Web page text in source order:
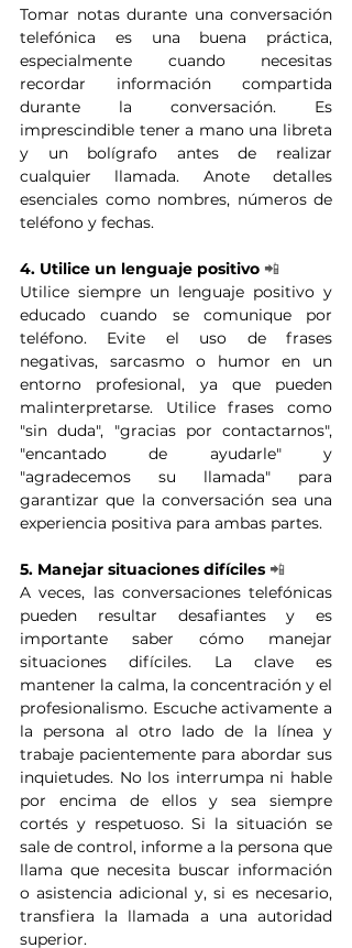
Tomar notas durante una conversación
telefónica es una buena práctica,
especialmente cuando necesitas
recordar información compartida
durante la conversación. Es
imprescindible tener a mano una libreta
y un bolígrafo antes de realizar
cualquier llamada. Anote detalles
esenciales como nombres, números de
teléfono y fechas.
4. Utilice un lenguaje positivo 📲
Utilice siempre un lenguaje positivo y
educado cuando se comunique por
teléfono. Evite el uso de frases
negativas, sarcasmo o humor en un
entorno profesional, ya que pueden
malinterpretarse. Utilice frases como
"sin duda", "gracias por contactarnos",
"encantado de ayudarle" y
"agradecemos su llamada" para
garantizar que la conversación sea una
experiencia positiva para ambas partes.
5. Manejar situaciones difíciles 📲
A veces, las conversaciones telefónicas
pueden resultar desafiantes y es
importante saber cómo manejar
situaciones difíciles. La clave es
mantener la calma, la concentración y el
profesionalismo. Escuche activamente a
la persona al otro lado de la línea y
trabaje pacientemente para abordar sus
inquietudes. No los interrumpa ni hable
por encima de ellos y sea siempre
cortés y respetuoso. Si la situación se
sale de control, informe a la persona que
llama que necesita buscar información
o asistencia adicional y, si es necesario,
transfiera la llamada a una autoridad
superior.